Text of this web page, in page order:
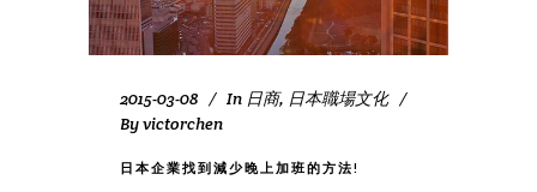
2015-03-08 In 日商, 日本職場文化
Byvictorchen
日本企業找到減少晚上加班的方法!